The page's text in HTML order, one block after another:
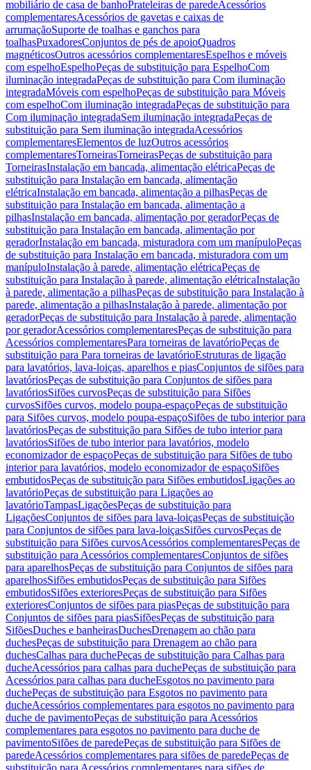
mobiliário de casa de banhoPrateleiras de paredeAcessórios
complementaresAcessórios de gavetas e caixas de
arrumaçãoSuporte de toalhas e ganchos para
toalhasPuxadoresConjuntos de pés de apoioQuadros
magnéticosOutros acessórios complementaresEspelhos e móveis
com espelhoEspelhoPeças de substituição para EspelhoCom
iluminação integradaPeças de substituição para Com iluminação
integradaMóveis com espelhoPeças de substituição para Móveis
com espelhoCom iluminação integradaPeças de substituição para
Com iluminação integradaSem iluminação integradaPeças de
substituição para Sem iluminação integradaAcessórios
complementaresElementos de luzOutros acessórios
complementaresTorneirasTorneirasPeças de substituição para
TorneirasInstalação em bancada, alimentação elétricaPeças de
substituição para Instalação em bancada, alimentação
elétricaInstalação em bancada, alimentação a pilhasPeças de
substituição para Instalação em bancada, alimentação a
pilhasInstalação em bancada, alimentação por geradorPeças de
substituição para Instalação em bancada, alimentação por
geradorInstalação em bancada, misturadora com um manípuloPeças
de substituição para Instalação em bancada, misturadora com um
manípuloInstalação à parede, alimentação elétricaPeças de
substituição para Instalação à parede, alimentação elétricaInstalação
à parede, alimentação a pilhasPeças de substituição para Instalação à
parede, alimentação a pilhasInstalação à parede, alimentação por
geradorPeças de substituição para Instalação à parede, alimentação
por geradorAcessórios complementaresPeças de substituição para
Acessórios complementaresPara torneiras de lavatórioPeças de
substituição para Para torneiras de lavatórioEstruturas de ligação
para lavatórios, lava-loiças, aparelhos e piasConjuntos de sifões para
lavatóriosPeças de substituição para Conjuntos de sifões para
lavatóriosSifões curvosPeças de substituição para Sifões
curvosSifões curvos, modelo poupa-espaçoPeças de substituição
para Sifões curvos, modelo poupa-espaçoSifões de tubo interior para
lavatóriosPeças de substituição para Sifões de tubo interior para
lavatóriosSifões de tubo interior para lavatórios, modelo
economizador de espaçoPeças de substituição para Sifões de tubo
interior para lavatórios, modelo economizador de espaçoSifões
embutidosPeças de substituição para Sifões embutidosLigações ao
lavatórioPeças de substituição para Ligações ao
lavatórioTampasLigaçõesPeças de substituição para
LigaçõesConjuntos de sifões para lava-loiçasPeças de substituição
para Conjuntos de sifões para lava-loiçasSifões curvosPeças de
substituição para Sifões curvosAcessórios complementaresPeças de
substituição para Acessórios complementaresConjuntos de sifões
para aparelhosPeças de substituição para Conjuntos de sifões para
aparelhosSifões embutidosPeças de substituição para Sifões
embutidosSifões exterioresPeças de substituição para Sifões
exterioresConjuntos de sifões para piasPeças de substituição para
Conjuntos de sifões para piasSifõesPeças de substituição para
SifõesDuches e banheirasDuchesDrenagem ao chão para
duchesPeças de substituição para Drenagem ao chão para
duchesCalhas para duchePeças de substituição para Calhas para
ducheAcessórios para calhas para duchePeças de substituição para
Acessórios para calhas para ducheEsgotos no pavimento para
duchePeças de substituição para Esgotos no pavimento para
ducheAcessórios complementares para esgotos no pavimento para
duche de pavimentoPeças de substituição para Acessórios
complementares para esgotos no pavimento para duche de
pavimentoSifões de paredePeças de substituição para Sifões de
paredeAcessórios complementares para sifões de paredePeças de
substituição para Acessórios complementares para sifões de